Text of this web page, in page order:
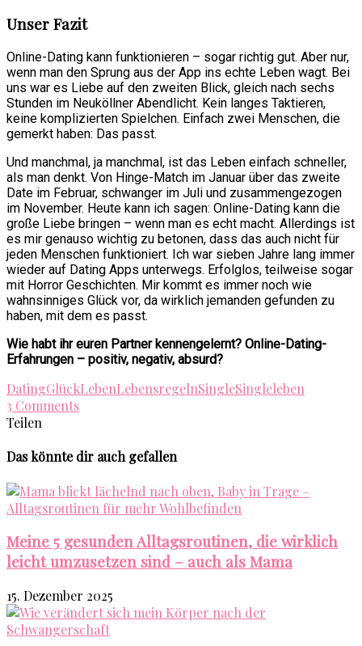
Unser Fazit
Online-Dating kann funktionieren – sogar richtig gut. Aber nur,
wenn man den Sprung aus der App ins echte Leben wagt. Bei
uns war es Liebe auf den zweiten Blick, gleich nach sechs
Stunden im Neuköllner Abendlicht. Kein langes Taktieren,
keine komplizierten Spielchen. Einfach zwei Menschen, die
gemerkt haben: Das passt.
Und manchmal, ja manchmal, ist das Leben einfach schneller,
als man denkt. Von Hinge-Match im Januar über das zweite
Date im Februar, schwanger im Juli und zusammengezogen
im November. Heute kann ich sagen: Online-Dating kann die
große Liebe bringen – wenn man es echt macht. Allerdings ist
es mir genauso wichtig zu betonen, dass das auch nicht für
jeden Menschen funktioniert. Ich war sieben Jahre lang immer
wieder auf Dating Apps unterwegs. Erfolglos, teilweise sogar
mit Horror Geschichten. Mir kommt es immer noch wie
wahnsinniges Glück vor, da wirklich jemanden gefunden zu
haben, mit dem es passt.
Wie habt ihr euren Partner kennengelernt? Online-Dating-
Erfahrungen – positiv, negativ, absurd?
DatingGlückLebenLebensregelnSingleSingleleben
3 Comments
Teilen
Das könnte dir auch gefallen
Meine 5 gesunden Alltagsroutinen, die wirklich
leicht umzusetzen sind – auch als Mama
15. Dezember 2025